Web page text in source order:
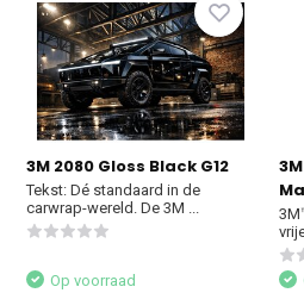
3M 2080 Gloss Black G12
Tekst: Dé standaard in de
carwrap-wereld. De 3M ...
Op voorraad